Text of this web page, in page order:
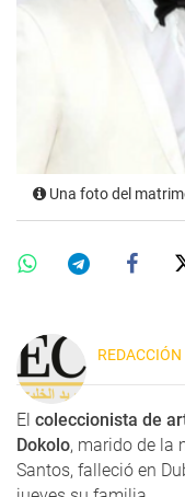
Una foto del
REDACCIÓN
El coleccionista de
Dokolo, marido de la
Santos, falleció en